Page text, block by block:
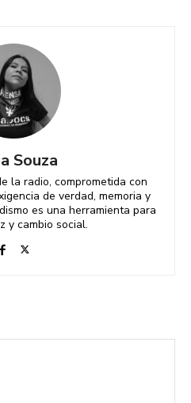
Souza
la radio, comprometida con
de verdad, memoria y
es una herramienta para
y cambio social.